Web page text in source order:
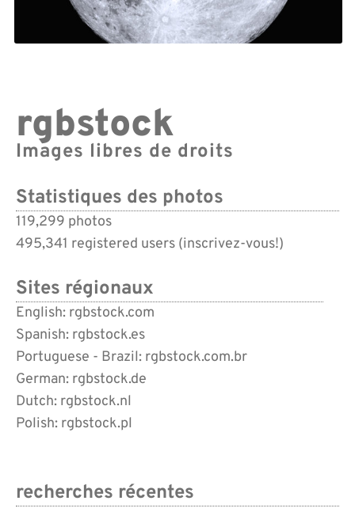
rgbstock
Images libres de droits
Statistiques des photos
119,299 photos
495,341 registered users (inscrivez-vous!)
Sites régionaux
English: rgbstock.com
Spanish: rgbstock.es
Portuguese - Brazil: rgbstock.com.br
German: rgbstock.de
Dutch: rgbstock.nl
Polish: rgbstock.pl
recherches récentes